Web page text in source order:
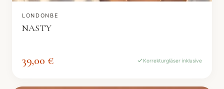
LONDONBE
NASTY
39,00 € Korrekturgläser inklusive